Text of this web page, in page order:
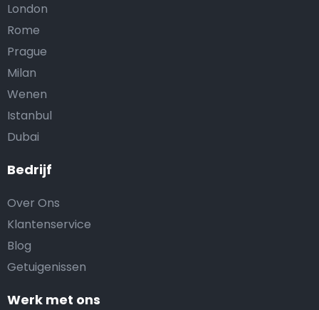
Bedrijf
Over Ons
Klantenservice
Blog
Getuigenissen
Werk met ons
London
Rome
Prague
Milan
Wenen
Istanbul
Dubai